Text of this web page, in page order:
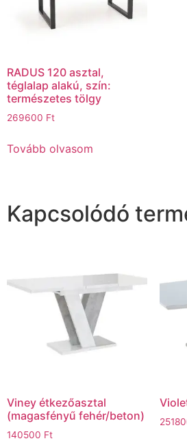
RADUS 120 asztal,
téglalap alakú, szín:
természetes tölgy
269600 Ft
Tovább olvasom
Kapcsolódó
Viney étkezőasztal
(magasfényű fehér/beton)
140500 Ft